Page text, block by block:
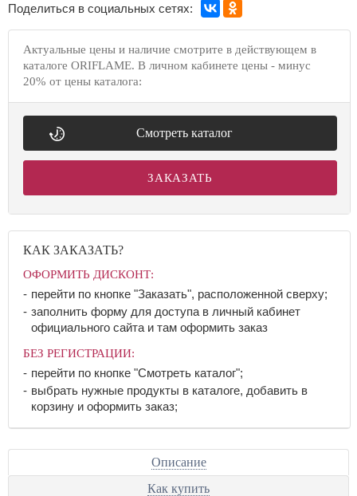
Поделиться в социальных сетях:
Актуальные цены и наличие смотрите в действующем в
каталоге ORIFLAME. В личном кабинете цены - минус
20% от цены каталога:
Смотреть каталог
ЗАКАЗАТЬ
КАК ЗАКАЗАТЬ?
ОФОРМИТЬ ДИСКОНТ:
перейти по кнопке "Заказать", расположенной сверху;
заполнить форму для доступа в личный кабинет
официального сайта и там оформить заказ
БЕЗ РЕГИСТРАЦИИ:
перейти по кнопке "Смотреть каталог";
выбрать нужные продукты в каталоге, добавить в
корзину и оформить заказ;
Описание
Как купить